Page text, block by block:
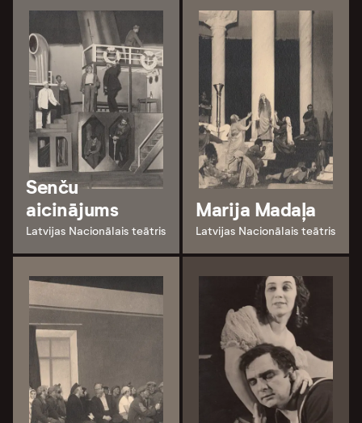
Senču
aicinājums
Latvijas Nacionālais teātris
Marija Madaļa
Latvijas Nacionālais teātris